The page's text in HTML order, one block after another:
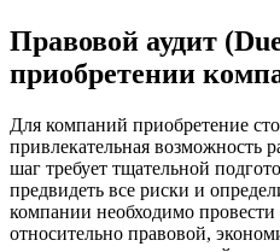
Правовой аудит
приобретении
Для компаний приобретение
привлекательная возможность
шаг требует тщательной
предвидеть все риски и
компании необходимо провести
относительно правовой,